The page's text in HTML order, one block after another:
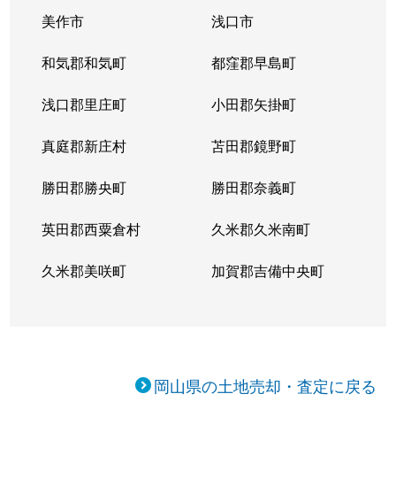
美作市 浅口市
和気郡和気町 都窪郡早島町
浅口郡里庄町 小田郡矢掛町
真庭郡新庄村 苫田郡鏡野町
勝田郡勝央町 勝田郡奈義町
英田郡西粟倉村 久米郡久米南町
久米郡美咲町 加賀郡吉備中央町
岡山県の土地売却・査定に戻る